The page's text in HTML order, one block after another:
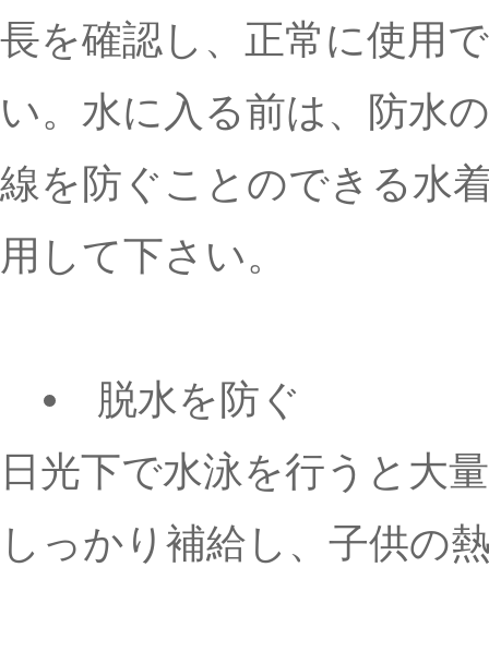
長を確認し、正常に使用
い。水に入る前は、防水
線を防ぐことのできる水
用して下さい。
脱水を防ぐ
日光下で水泳を行うと大
しっかり補給し、子供の